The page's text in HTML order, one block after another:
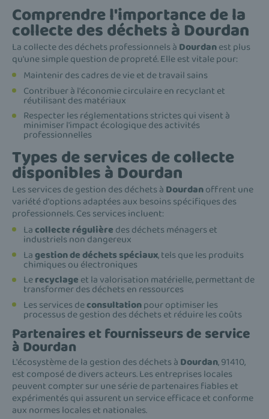
Comprendre l'importance de la
collecte des déchets à Dourdan
La collecte des déchets professionnels à Dourdanest plus
qu'une simple question de propreté. Elle est vitale pour:
Maintenir des cadres de vie et de travail sains
Contribuer à l'économie circulaire en recyclant et
réutilisant des matériaux
Respecter les réglementations strictes qui visent à
minimiser l'impact écologique des activités
professionnelles
Types de services de collecte
disponibles à Dourdan
Les services de gestion des déchets à Dourdanoffrent une
variété d'options adaptées aux besoins spécifiques des
professionnels. Ces services incluent:
Lacollecte régulière des déchets ménagers et
industriels non dangereux
Lagestion de déchets spéciaux, tels que les produits
chimiques ou électroniques
Lerecyclage et la valorisation matérielle, permettant de
transformer des déchets en ressources
Les services deconsultationpour optimiser les
processus de gestion des déchets et réduire les coûts
Partenaires et fournisseurs de service
à Dourdan
L'écosystème de la gestion des déchets à Dourdan, 91410,
est composé de divers acteurs. Les entreprises locales
peuvent compter sur une série de partenaires fiables et
expérimentés qui assurent un service efficace et conforme
aux normes locales et nationales.